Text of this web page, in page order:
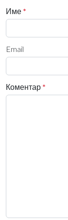
Име *
Email
Коментар *